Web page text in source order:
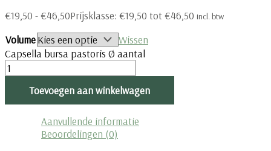
€19,50 -€46,50Prijsklasse: €19,50 tot €46,50 incl. btw
Volume
Wissen
Capsella bursa pastoris Ø aantal
Toevoegen aan winkelwagen
Aanvullende informatie
Beoordelingen (0)